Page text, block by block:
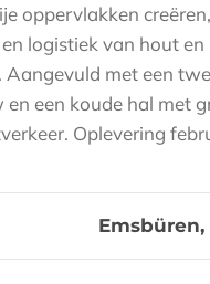
oppervlakken
logistiek van hout en
met een
een koude hal met
Oplevering